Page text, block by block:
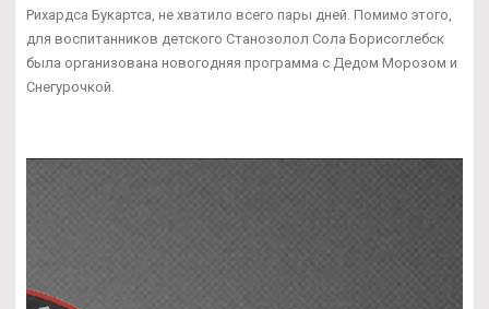
Рихардса Букартса, не хватило всего пары дней. Помимо этого,
для воспитанников детского Станозолол Сола Борисоглебск
была организована новогодняя программа с Дедом Морозом и
Снегурочкой.